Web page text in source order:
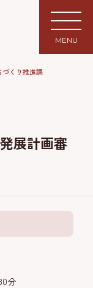
MENU
づくり推進課
展計画審
分